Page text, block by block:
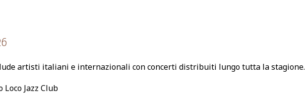
artisti italiani e internazionali con concerti distribuiti lungo tutta la stagione.
Loco Jazz Club